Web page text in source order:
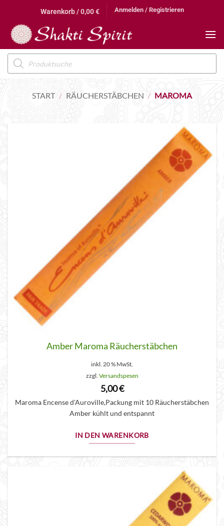
springen
Warenkorb /0,00€ Anmelden / Registrieren
Products
search
START / RÄUCHERSTÄBCHEN / MAROMA
Amber Maroma Räucherstäbchen
inkl. 20 % MwSt.
zzgl. Versandspesen
5,00€
Maroma Encense d'Auroville,Packung mit 10 Räucherstäbchen
Amber kühlt und entspannt
IN DEN WARENKORB